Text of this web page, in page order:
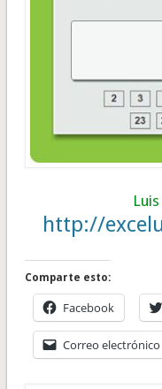
Luis
http://
Comparte esto:
Facebook
Correo electrónico